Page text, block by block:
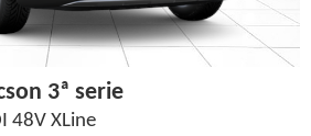
3ª serie
48V XLine